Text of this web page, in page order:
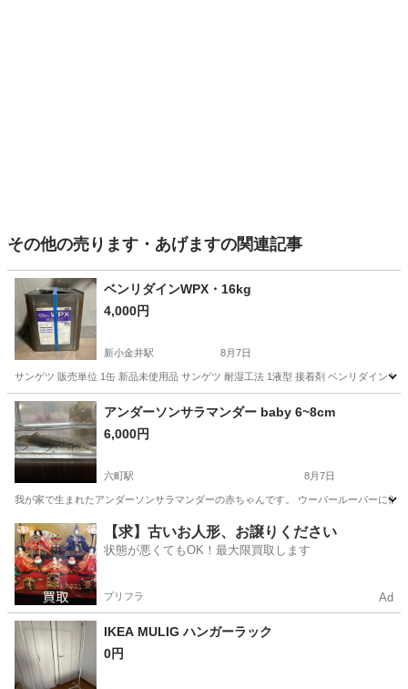
その他の売ります・あげますの関連記事
ベンリダインWPX・16kg
4,000円
新小金井駅 8月7日
サンゲツ 販売単位 1缶 新品未使用品 サンゲツ 耐湿工法 1液型 接着剤 ベンリダイン
東京 三鷹市 新小金井駅 その他
アンダーソンサラマンダー baby 6~8cm
6,000円
六町駅 8月7日
我が家で生まれたアンダーソンサラマンダーの赤ちゃんです。 ウーパールーパーに
東京 足立区 六町駅 その他
【求】古いお人形、お譲りください
状態が悪くてもOK！最大限買取します
プリフラ Ad
IKEA MULIG ハンガーラック
0円